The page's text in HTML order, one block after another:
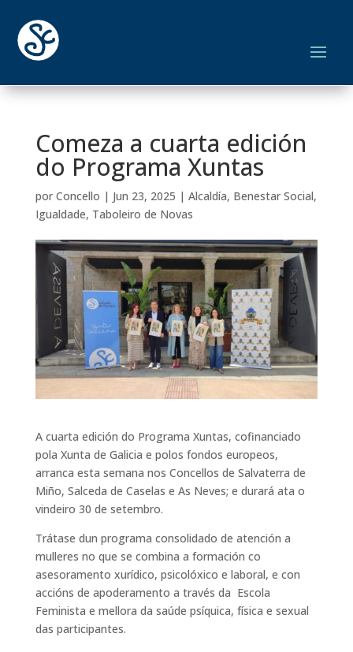
Comeza a cuarta edición
do Programa Xuntas
por Concello | Jun 23, 2025 | Alcaldía, Benestar Social,
Igualdade, Taboleiro de Novas
A cuarta edición do Programa Xuntas, cofinanciado
pola Xunta de Galicia e polos fondos europeos,
arranca esta semana nos Concellos de Salvaterra de
Miño, Salceda de Caselas e As Neves; e durará ata o
vindeiro 30 de setembro.
Trátase dun programa consolidado de atención a
mulleres no que se combina a formación co
asesoramento xurídico, psicolóxico e laboral, e con
accións de apoderamento a través da Escola
Feminista e mellora da saúde psíquica, física e sexual
das participantes.